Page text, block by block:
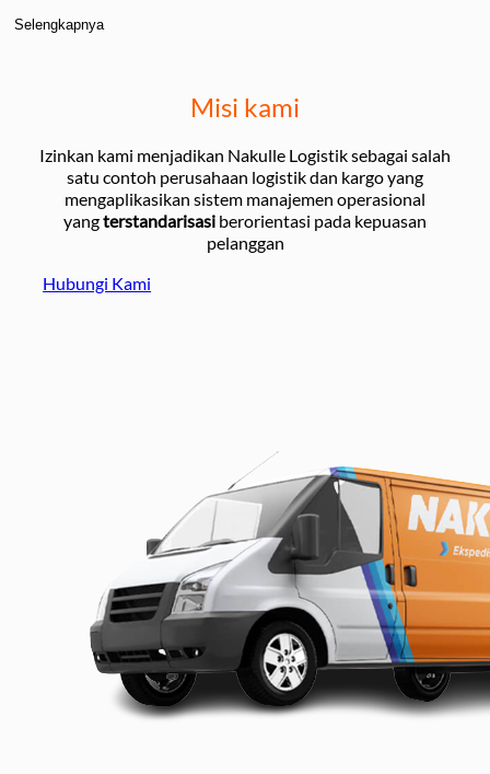
Selengkapnya
Misi kami
Izinkan kami menjadikan Nakulle Logistik sebagai salah
satu contoh perusahaan logistik dan kargo yang
mengaplikasikan sistem manajemen operasional
yangterstandarisasi berorientasi pada kepuasan
pelanggan
Hubungi Kami